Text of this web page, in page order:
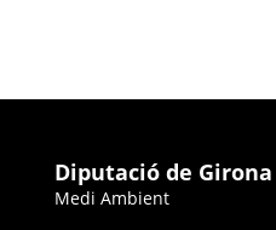
Diputació de Girona
Medi Ambient